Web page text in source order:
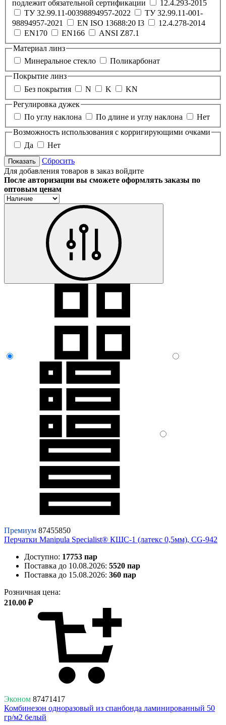
подлежит обязательной сертификации
12.4.293-2015
ТУ 32.99.11-00398894957-2022
ТУ 32.99.11-001-
98894957-2021
EN ISO 13688:20 I3
12.4.278-2014
EN170
EN166
ANSI Z87.1
Материал линз
Минеральное стекло
Поликарбонат
Покрытие линз
Без покрытия
N K
KN
Регулировка дужек
По углу наклона
По длине и углу наклона
Нет
Возможность использования с корригирующими очками
Да
Нет
Показать
Сбросить
Для добавления товаров в заказ войдите
После авторизации вы сможете оформлять заказы по
оптовым ценам
Премиум 87455850
Перчатки Manipula Specialist® КЩС-1 (латекс 0,5мм), CG-942
Доступно: 17753 пар
Поставка до 10.08.2026: 5520 пар
Поставка до 15.08.2026: 360 пар
Розничная цена:
210.00 ₽
Эконом 87471417
Комбинезон одноразовый из спанбонда ламинированный 50
гр/м2 белый